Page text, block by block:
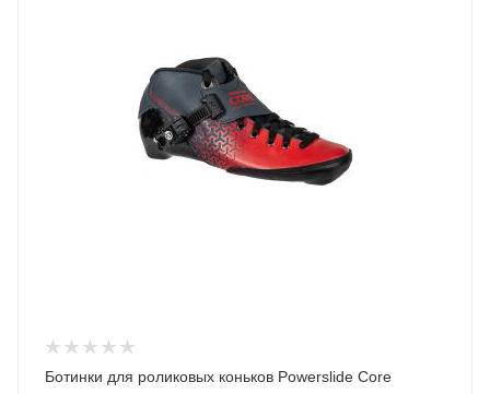
Ботинки для роликовых коньков Powerslide Core